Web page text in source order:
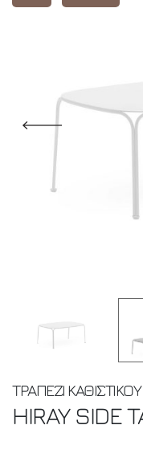
ΤΡΑΠΕΖΙ
HIRAY SIDE